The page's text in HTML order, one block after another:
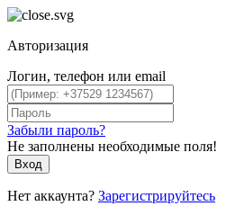
Авторизация
Логин, телефон или email
Забыли пароль?
Не заполнены необходимые поля!
Вход
Нет аккаунта? Зарегистрируйтесь